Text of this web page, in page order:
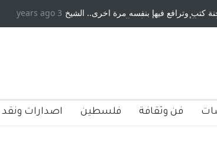
دكريات بغداد ٍ: وترافع فيها بنفسه مرة اخرى.. الشيخ
، فأعطوه الجنسية عن يد وهم
صاغرون،
3 years ago
فن وثقافة فلسطين اصدارات ونقد